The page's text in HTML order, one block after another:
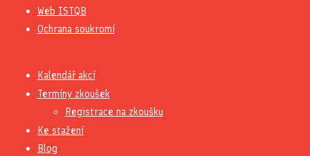
Web ISTQB
Ochrana soukromí
Kalendář akcí
Termíny zkoušek
Registrace na zkoušku
Ke stažení
Blog